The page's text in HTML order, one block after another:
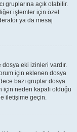
gruplarına açık olabilir.
işlemler için özel
ya da mesaj
dosya eki izinleri vardır.
için eklenen dosya
bazı gruplar dosya
neden kapalı olduğu
iletişime geçin.